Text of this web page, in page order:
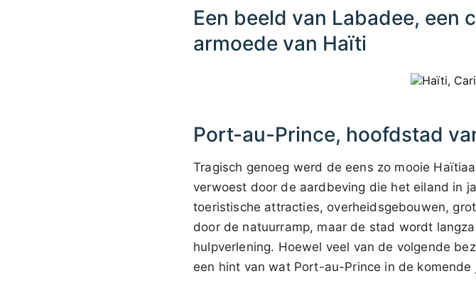
Een beeld van Labadee, een
armoede van Haïti
Port-au-Prince, hoofdstad
Tragisch genoeg werd de eens zo mooie
verwoest door de aardbeving die het eiland in
toeristische attracties, overheidsgebouwen,
door de natuurramp, maar de stad wordt
hulpverlening. Hoewel veel van de volgende
een hint van wat Port-au-Prince in de